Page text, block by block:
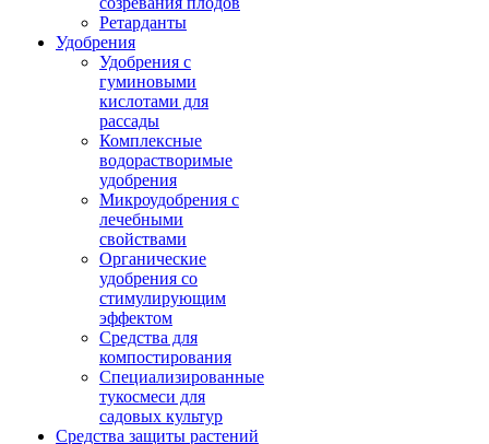
Ретарданты
Удобрения
Удобрения с
гуминовыми
кислотами для
рассады
Комплексные
водорастворимые
удобрения
Микроудобрения с
лечебными
свойствами
Органические
удобрения со
стимулирующим
эффектом
Средства для
компостирования
Специализированные
тукосмеси для
садовых культур
Средства защиты растений